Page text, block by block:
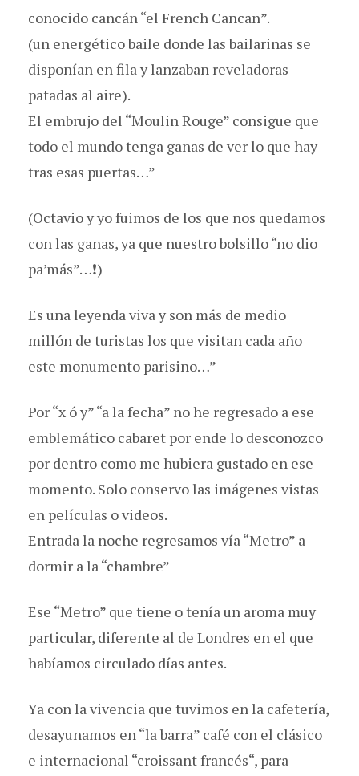
conocido cancán “el French Cancan”.
(un energético baile donde las bailarinas se
disponían en fila y lanzaban reveladoras
patadas al aire).
El embrujo del “Moulin Rouge” consigue que
todo el mundo tenga ganas de ver lo que hay
tras esas puertas…”
(Octavio y yo fuimos de los que nos quedamos
con las ganas, ya que nuestro bolsillo “no dio
pa’más”…❗)
Es una leyenda viva y son más de medio
millón de turistas los que visitan cada año
este monumento parisino…”
Por “x ó y” “a la fecha” no he regresado a ese
emblemático cabaret por ende lo desconozco
por dentro como me hubiera gustado en ese
momento. Solo conservo las imágenes vistas
en películas o videos.
Entrada la noche regresamos vía “Metro” a
dormir a la “chambre”
Ese “Metro” que tiene o tenía un aroma muy
particular, diferente al de Londres en el que
habíamos circulado días antes.
Ya con la vivencia que tuvimos en la cafetería,
desayunamos en “la barra” café con el clásico
e internacional “croissant francés“, para